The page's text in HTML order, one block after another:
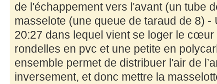
de l'échappement vers l'avant (un tube
masselote (une queue de taraud de 8) -
20:27 dans lequel vient se loger le cœur
rondelles en pvc et une petite en
ensemble permet de distribuer l'air de
inversement, et donc mettre la